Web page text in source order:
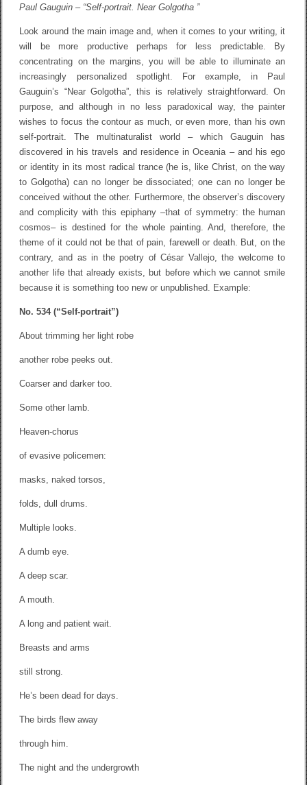
Paul Gauguin – “Self-portrait. Near Golgotha ​​”
Look around the main image and, when it comes to your writing, it
will be more productive perhaps for less predictable. By
concentrating on the margins, you will be able to illuminate an
increasingly personalized spotlight. For example, in Paul
Gauguin’s “Near Golgotha”, this is relatively straightforward. On
purpose, and although in no less paradoxical way, the painter
wishes to focus the contour as much, or even more, than his own
self-portrait. The multinaturalist world – which Gauguin has
discovered in his travels and residence in Oceania – and his ego
or identity in its most radical trance (he is, like Christ, on the way
to Golgotha) can no longer be dissociated; one can no longer be
conceived without the other. Furthermore, the observer’s discovery
and complicity with this epiphany –that of symmetry: the human
cosmos– is destined for the whole painting. And, therefore, the
theme of it could not be that of pain, farewell or death. But, on the
contrary, and as in the poetry of César Vallejo, the welcome to
another life that already exists, but before which we cannot smile
because it is something too new or unpublished. Example:
No. 534 (“Self-portrait”)
About trimming her light robe
another robe peeks out.
Coarser and darker too.
Some other lamb.
Heaven-chorus
of evasive policemen:
masks, naked torsos,
folds, dull drums.
Multiple looks.
A dumb eye.
A deep scar.
A mouth.
A long and patient wait.
Breasts and arms
still strong.
He’s been dead for days.
The birds flew away
through him.
The night and the undergrowth